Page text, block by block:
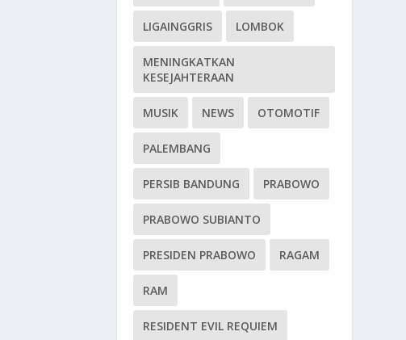
LIGAINGGRIS LOMBOK
MENINGKATKAN
KESEJAHTERAAN
MUSIK NEWS OTOMOTIF
PALEMBANG
PERSIB BANDUNG PRABOWO
PRABOWO SUBIANTO
PRESIDEN PRABOWO RAGAM
RAM
RESIDENT EVIL REQUIEM